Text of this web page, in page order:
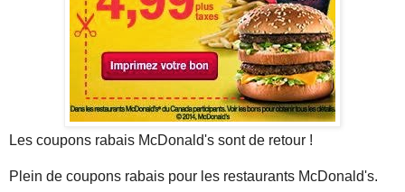
Les coupons rabais McDonald's sont de retour !
Plein de coupons rabais pour les restaurants McDonald's.